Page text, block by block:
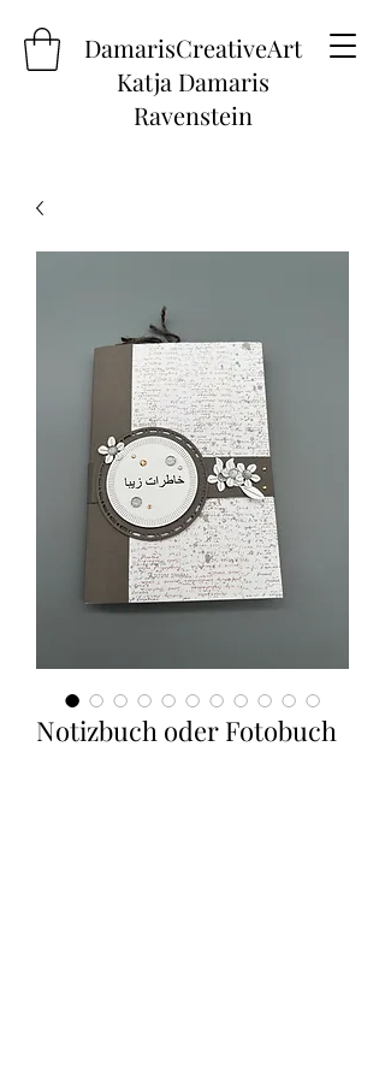
DamarisCreativeArt
Katja Damaris
Ravenstein
Notizbuch oder Fotobuch